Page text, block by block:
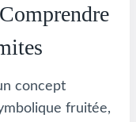
concept
fruitée,